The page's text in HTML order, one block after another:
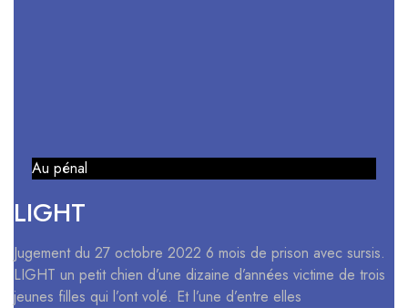
Au pénal
LIGHT
Jugement du 27 octobre 2022 6 mois de prison avec sursis.
LIGHT un petit chien d’une dizaine d’années victime de trois
jeunes filles qui l’ont volé. Et l’une d’entre elles